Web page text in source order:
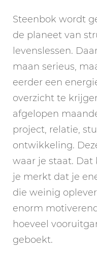
Steenbok wordt
de planeet van
levenslessen.
maan serieus,
eerder een
overzicht te
afgelopen
project, relatie,
ontwikkeling.
waar je staat.
je merkt dat je
die weinig
enorm
hoeveel
geboekt.